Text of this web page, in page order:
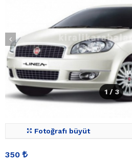
1/ 3
Fotoğrafı büyüt
350